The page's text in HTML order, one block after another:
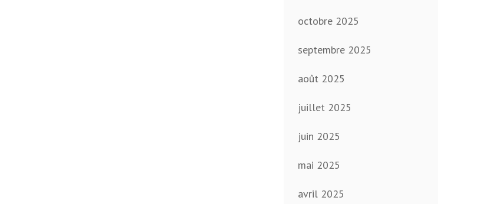
octobre 2025
septembre 2025
août 2025
juillet 2025
juin 2025
mai 2025
avril 2025